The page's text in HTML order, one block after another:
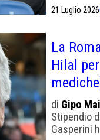
21 Luglio 2026
La
Hilal
di Gipo
Stipendio
Gasperini